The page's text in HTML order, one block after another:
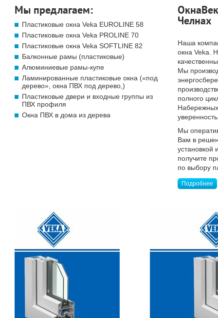
Мы предлагаем:
Пластиковые окна Veka EUROLINE 58
Пластиковые окна Veka PROLINE 70
Пластиковые окна Veka SOFTLINE 82
Балконные рамы (пластиковые)
Алюминиевые рамы-купе
Ламинированные пластиковые окна («под
дерево», окна ПВХ под дерево,)
Пластиковые двери и входные группы из
ПВХ профиля
Окна ПВХ в дома из дерева
Челнах
Наша
окна Veka.
Мы
полного
Мы
Вам в
установкой
получите
по выбору
Подробнее